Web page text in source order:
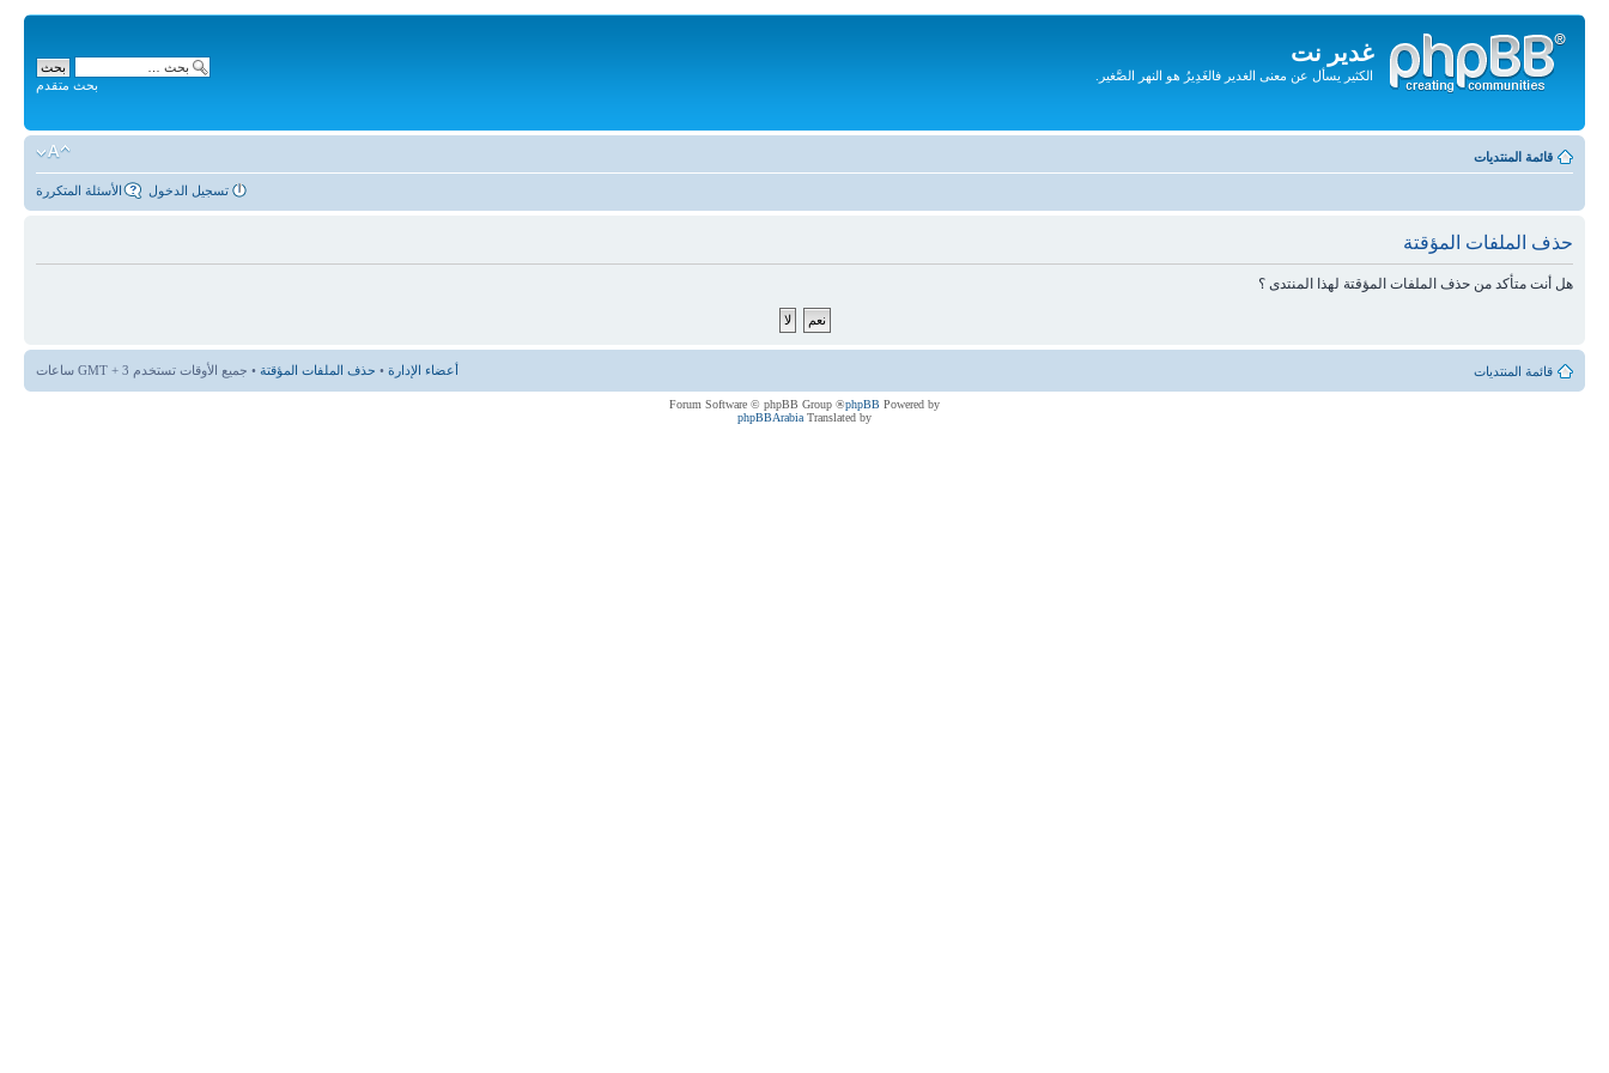
غدير نت
الكثير يسأل عن معنى الغدير فالغَدِيرُ هو النهر الصَّغير.
المحتويات
بحث متقدم
قائمة المنتديات
الأسئلة المتكررة تسجيل الدخول
حذف الملفات المؤقتة
هل أنت متأكد من حذف الملفات المؤقتة لهذا المنتدى ؟
قائمة المنتديات أعضاء الإدارة • حذف الملفات المؤقتة • جميع الأوقات تستخدم GMT + 3 ساعات
Powered by
phpBB
® Forum Software © phpBB Group
Translated by
phpBBArabia